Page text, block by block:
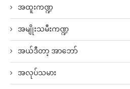
အထူးကဏ္ဍ
အမျိုးသမီးကဏ္ဍ
အယ်ဒီတာ့ အာဘော်
အလုပ်သမား